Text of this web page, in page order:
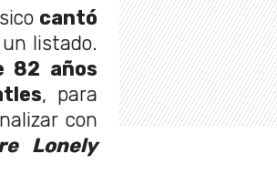
cantó
un listado.
82 años
, para
con
Lonely